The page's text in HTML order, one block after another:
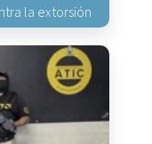
la extorsión